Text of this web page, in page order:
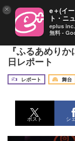
華やかな遊郭
『ふるあめり
日レポート
レポート
舞台
ポスト シ
× e＋(イ
ト・ニ
eplus inc.
無料 -